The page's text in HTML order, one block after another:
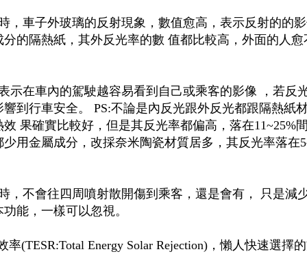
，車子外玻璃的反射現象，數值愈高，表示反射的的
的隔熱紙，其外反光率的數 值都比較高，外面的人愈
示在車內的駕駛越容易看到自己或乘客的影像 ，若反
到行車安全。 PS:不論是內反光跟外反光都跟隔熱紙
果確實比較好，但是其反光率都偏高，落在11~25%
用金屬成分，改採奈米陶瓷材質居多，其反光率落在
，不會往四周噴射散開傷到乘客，還是會有， 只是減
能，一樣可以忽視。
率(TESR:Total Energy Solar Rejection)，懶人快速選擇